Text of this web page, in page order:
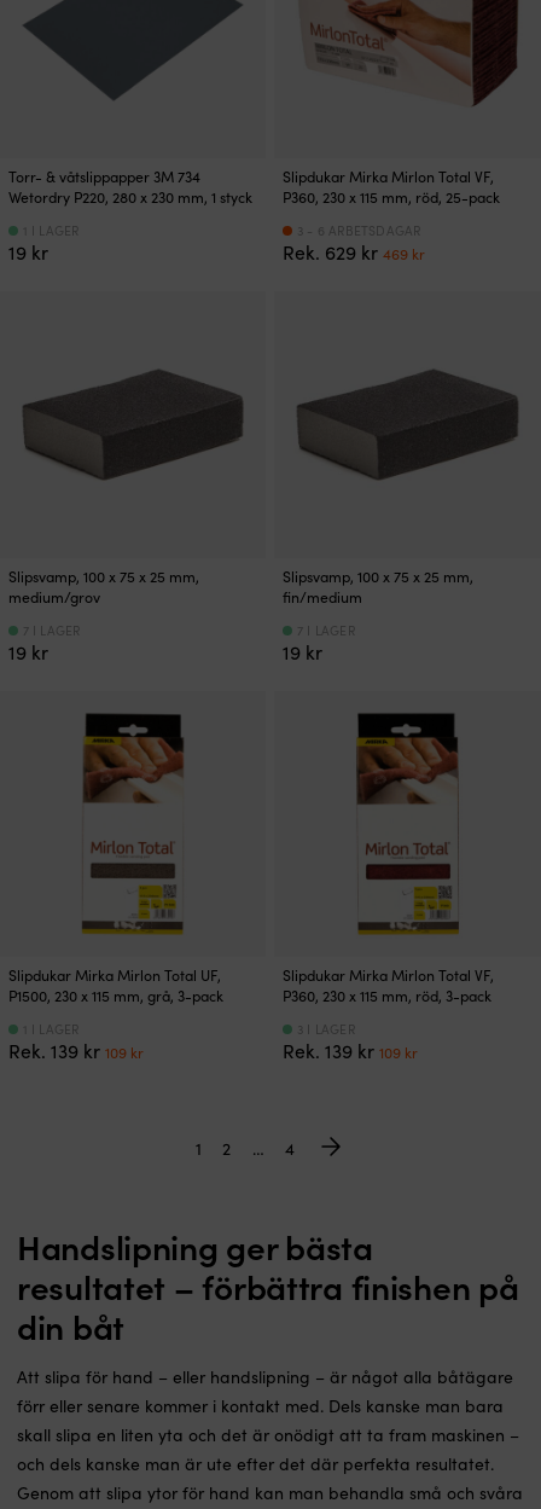
Torr- & våtslippapper 3M 734
Wetordry P220, 280 x 230 mm, 1 styck
19 kr
1 I LAGER
Slipdukar Mirka Mirlon Total VF,
P360, 230 x 115 mm, röd, 25-pack
Rek. 629 kr Det
469 krDet
3 - 6 ARBETSDAGAR
Slipsvamp, 100 x 75 x 25 mm,
medium/grov
19 kr
7 I LAGER
Slipsvamp, 100 x 75 x 25 mm,
fin/medium
19 kr
7 I LAGER
Slipdukar Mirka Mirlon Total UF,
P1500, 230 x 115 mm, grå, 3-pack
Rek. 139 krDet
109 krDet
109 kr.
1 I LAGER
Slipdukar Mirka Mirlon Total VF,
P360, 230 x 115 mm, röd, 3-pack
Rek.139 krDet
109 krDet
3 I LAGER
1 2 … 4
Handslipning ger bästa
resultatet – förbättra finishen på
din båt
Att slipa för hand – eller handslipning – är något alla båtägare
förr eller senare kommer i kontakt med. Dels kanske man bara
skall slipa en liten yta och det är onödigt att ta fram maskinen –
och dels kanske man är ute efter det där perfekta resultatet.
Genom att slipa ytor för hand kan man behandla små och svåra